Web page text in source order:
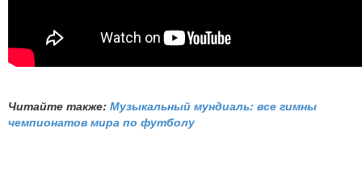
Читайте также: Музыкальный мундиаль: все гимны
чемпионатов мира по футболу